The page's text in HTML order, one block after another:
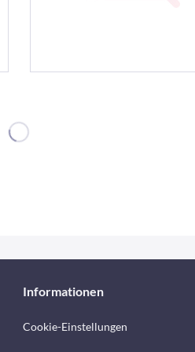
Informationen
Cookie-Einstellungen